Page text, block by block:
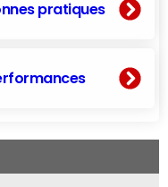
pratiques